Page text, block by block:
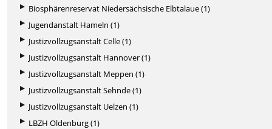
Biosphärenreservat Niedersächsische Elbtalaue (1)
Jugendanstalt Hameln (1)
Justizvollzugsanstalt Celle (1)
Justizvollzugsanstalt Hannover (1)
Justizvollzugsanstalt Meppen (1)
Justizvollzugsanstalt Sehnde (1)
Justizvollzugsanstalt Uelzen (1)
LBZH Oldenburg (1)